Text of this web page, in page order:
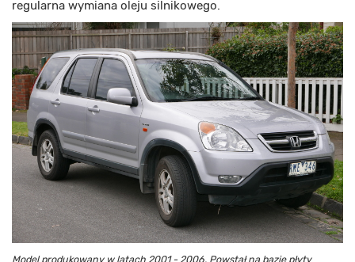
regularna wymiana oleju silnikowego.
Model produkowany w latach 2001 - 2006. Powstał na bazie płyty